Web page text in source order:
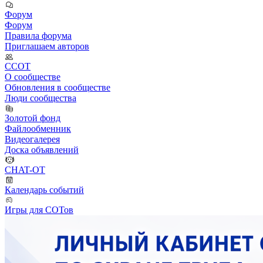
Форум
Форум
Правила форума
Приглашаем авторов
ССОТ
О сообществе
Обновления в сообществе
Люди сообщества
Золотой фонд
Файлообменник
Видеогалерея
Доска объявлений
CHAT-OT
Календарь событий
Игры для СОТов